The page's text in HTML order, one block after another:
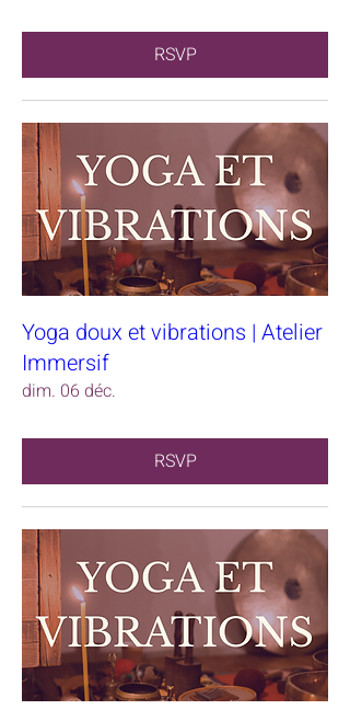
RSVP
Yoga doux et vibrations | Atelier
Immersif
dim. 06 déc.
RSVP